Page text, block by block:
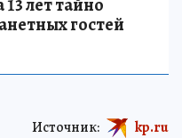
гостей
Источник: kp.ru